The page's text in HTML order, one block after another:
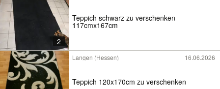
2
Teppich schwarz zu verschenken
117cmx167cm
Langen (Hessen) 16.06.2026
Teppich 120x170cm zu verschenken